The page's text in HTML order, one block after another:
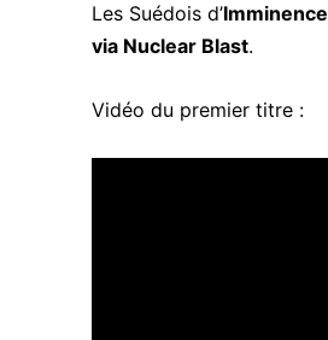
Les Suédois d’Imminence
via Nuclear Blast.
Vidéo du premier titre :